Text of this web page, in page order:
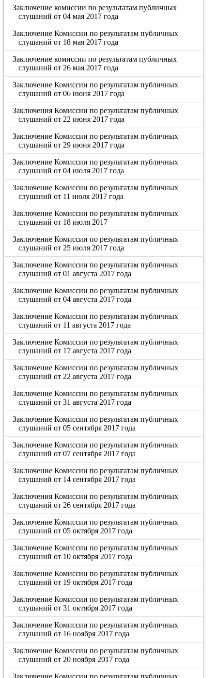
Заключение комиссии по результатам публичных
слушаний от 04 мая 2017 года
Заключение Комиссии по результатам публичных
слушаний от 18 мая 2017 года
Заключение комиссии по результатам публичных
слушаний от 26 мая 2017 года
Заключение Комиссии по результатам публичных
слушаний от 06 июня 2017 года
Заключения Комиссии по результатам публичных
слушаний от 22 июня 2017 года
Заключение Комиссии по результатам публичных
слушаний от 29 июня 2017 года
Заключение Комиссии по результатам публичных
слушаний от 04 июля 2017 года
Заключение Комиссии по результатам публичных
слушаний от 11 июля 2017 года
Заключение Комиссии по результатам публичных
слушаний от 18 июля 2017
Заключение Комиссии по результатам публичных
слушаний от 25 июля 2017 года
Заключение Комиссии по результатам публичных
слушаний от 01 августа 2017 года
Заключение Комиссии по результатам публичных
слушаний от 04 августа 2017 года
Заключение Комиссии по результатам публичных
слушаний от 11 августа 2017 года
Заключение Комиссии по результатам публичных
слушаний от 17 августа 2017 года
Заключение Комиссии по результатам публичных
слушаний от 22 августа 2017 года
Заключение Комиссии по результатам публичных
слушаний от 31 августа 2017 года
Заключение Комиссии по результатам публичных
слушаний от 05 сентября 2017 года
Заключение Комиссии по результатам публичных
слушаний от 07 сентября 2017 года
Заключение Комиссии по результатам публичных
слушаний от 14 сентября 2017 года
Заключения Комиссии по результатам публичных
слушаний от 26 сентября 2017 года
Заключение Комиссии по результатам публичных
слушаний от 05 октября 2017 года
Заключение Комиссии по результатам публичных
слушаний от 10 октября 2017 года
Заключение Комиссии по результатам публичных
слушаний от 19 октября 2017 года
Заключение Комиссии по результатам публичных
слушаний от 31 октября 2017 года
Заключение Комиссии по результатам публичных
слушаний от 16 ноября 2017 года
Заключение Комиссии по результатам публичных
слушаний от 20 ноября 2017 года
Заключение Комиссии по результатам публичных